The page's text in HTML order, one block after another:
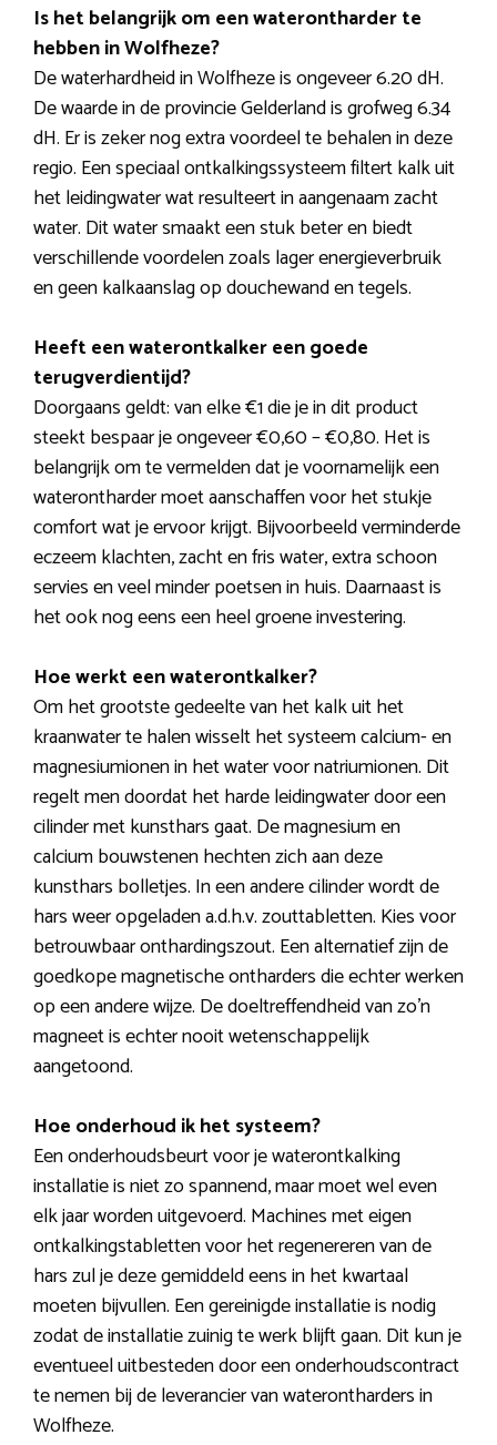
Is het belangrijk om een waterontharder te
hebben in Wolfheze?
De waterhardheid in Wolfheze is ongeveer 6.20 dH.
De waarde in de provincie Gelderland is grofweg 6.34
dH. Er is zeker nog extra voordeel te behalen in deze
regio. Een speciaal ontkalkingssysteem filtert kalk uit
het leidingwater wat resulteert in aangenaam zacht
water. Dit water smaakt een stuk beter en biedt
verschillende voordelen zoals lager energieverbruik
en geen kalkaanslag op douchewand en tegels.
Heeft een waterontkalker een goede
terugverdientijd?
Doorgaans geldt: van elke €1 die je in dit product
steekt bespaar je ongeveer €0,60 – €0,80. Het is
belangrijk om te vermelden dat je voornamelijk een
waterontharder moet aanschaffen voor het stukje
comfort wat je ervoor krijgt. Bijvoorbeeld verminderde
eczeem klachten, zacht en fris water, extra schoon
servies en veel minder poetsen in huis. Daarnaast is
het ook nog eens een heel groene investering.
Hoe werkt een waterontkalker?
Om het grootste gedeelte van het kalk uit het
kraanwater te halen wisselt het systeem calcium- en
magnesiumionen in het water voor natriumionen. Dit
regelt men doordat het harde leidingwater door een
cilinder met kunsthars gaat. De magnesium en
calcium bouwstenen hechten zich aan deze
kunsthars bolletjes. In een andere cilinder wordt de
hars weer opgeladen a.d.h.v. zouttabletten. Kies voor
betrouwbaar onthardingszout. Een alternatief zijn de
goedkope magnetische ontharders die echter werken
op een andere wijze. De doeltreffendheid van zo’n
magneet is echter nooit wetenschappelijk
aangetoond.
Hoe onderhoud ik het systeem?
Een onderhoudsbeurt voor je waterontkalking
installatie is niet zo spannend, maar moet wel even
elk jaar worden uitgevoerd. Machines met eigen
ontkalkingstabletten voor het regenereren van de
hars zul je deze gemiddeld eens in het kwartaal
moeten bijvullen. Een gereinigde installatie is nodig
zodat de installatie zuinig te werk blijft gaan. Dit kun je
eventueel uitbesteden door een onderhoudscontract
te nemen bij de leverancier van waterontharders in
Wolfheze.